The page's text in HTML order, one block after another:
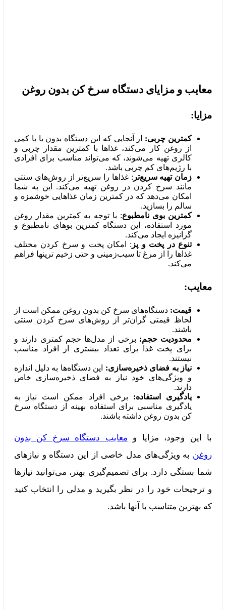
معایب و مزایای دستگاه سرخ کن بدون روغن
مزایا:
کمترین چربی: از آنجایی که این دستگاه بدون یا با کمی
از روغن کار می‌کند، غذاها با کمترین مقدار چربی و
کالری تهیه می‌شوند، که می‌تواند مناسب برای افرادی
با رژیم‌های کم چربی باشد.
زمان تهیه سریع‌تر : غذاها را سریع‌تر از روش‌های سنتی
مانند سرخ کردن در روغن تهیه می‌کند. این به شما
امکان می‌دهد که در کمترین زمان غذاهایی خوشمزه و
سالم را بسازید.
کمترین بوی نامطبوع: با توجه به کمترین مقدار روغن
مورد استفاده، این دستگاه کمترین بوهای نامطبوع و
گرانیزه ایجاد می‌کند.
تنوع در پخت و پز : امکان پخت و سرخ کردن مختلف
غذاها را از مرغ تا سیب‌زمینی و حتی زخیم ترینها فراهم
می‌کند.
معایب:
قیمت: دستگاه‌های سرخ کن بدون روغن ممکن است از
لحاظ قیمتی گران‌تر از روش‌های سرخ کردن سنتی
باشند.
محدودیت حجم: برخی از مدل‌ها حجم کمتری دارند و
برای پخت غذا برای تعداد بیشتری از افراد مناسب
نیستند.
نیاز به فضای ذخیره‌سازی: این دستگاه‌ها به دلیل اندازه
و ویژگی‌های خود نیاز به فضای ذخیره‌سازی خاص
دارند.
یادگیری استفاده: برخی افراد ممکن است نیاز به
یادگیری مناسبی برای استفاده بهینه از دستگاه سرخ
کن بدون روغن داشته باشند.
با این وجود، مزایا و معایب دستگاه سرخ کن بدون
روغن به ویژگی‌های مدل خاصی از این دستگاه و نیازهای
شما بستگی دارد. برای تصمیم‌گیری بهتر، می‌توانید نیازها
و ترجیحات خود را در نظر بگیرید و مدلی را انتخاب کنید
که بهترین متناسب با آنها باشد.